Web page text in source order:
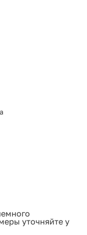
уточняйте у